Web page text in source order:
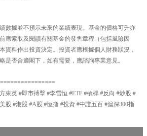
數據並不預示未來的業績表現。基金的價格可升亦
應索取及閱讀有關基金的發售章程（包括風險因
資料作出投資決定。投資者應根據個人財務狀況，
是否合適閣下，如有需要，應諮詢專業意見。
東英 #即市搏擊 #李雪恒 #ETF #槓桿 #反向 #炒股 #
股 #港股 #A股 #恆指 #投資 #中證五百 #滬深300指